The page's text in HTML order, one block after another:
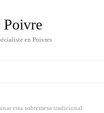
en Poivres
esta sobremesa tradicional